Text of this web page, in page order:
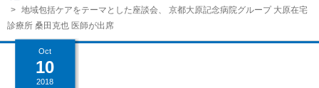
理事長挨拶
沿革ストーリー
基本的マインド
リハビリテーション
通所サービス
メディア
ニュース
広報誌
シャトルバス
TOP地域包括ケアをテーマとした座談会、 京都大原記念病院グループ 大原在宅
診療所 桑田克也 医師が出席
Oct
10
2018